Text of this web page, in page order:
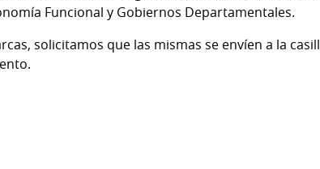
Funcional y Gobiernos Departamentales.
solicitamos que las mismas se envíen a la